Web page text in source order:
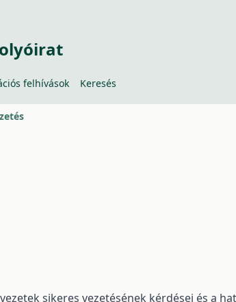
felhívások Keresés
sikeres vezetésének kérdései és a